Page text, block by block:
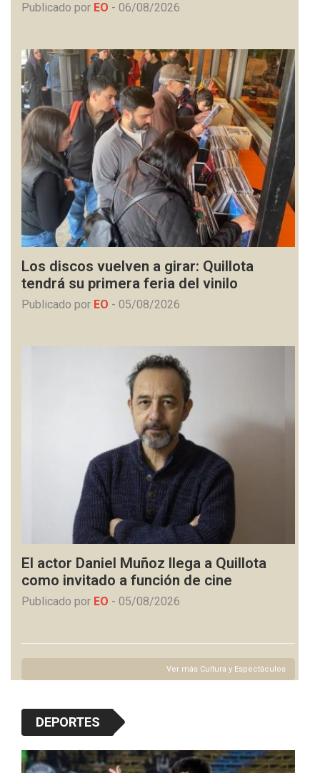
Publicado por EO - 06/08/2026
Los discos vuelven a girar: Quillota
tendrá su primera feria del vinilo
Publicado por EO - 05/08/2026
El actor Daniel Muñoz llega a Quillota
como invitado a función de cine
Publicado por EO - 05/08/2026
Ver más Cultura y Espectáculos
DEPORTES